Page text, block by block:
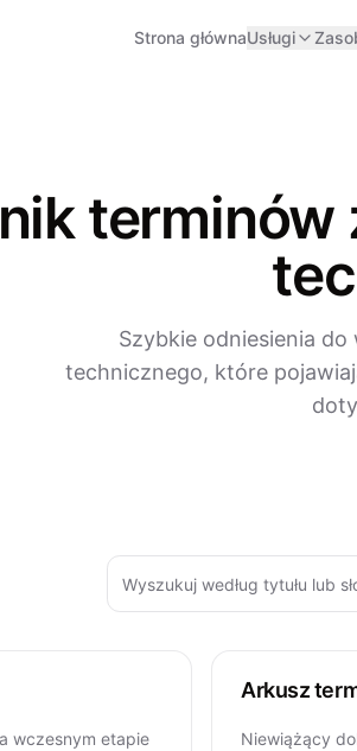
Strona głównaUsługi
Szybkie odniesienia
technicznego, które
wczesnym etapie
Arkusz
Niewiążący